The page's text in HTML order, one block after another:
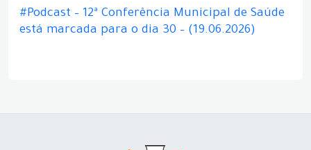
#Podcast – 12ª Conferência Municipal de Saúde
está marcada para o dia 30 – (19.06.2026)